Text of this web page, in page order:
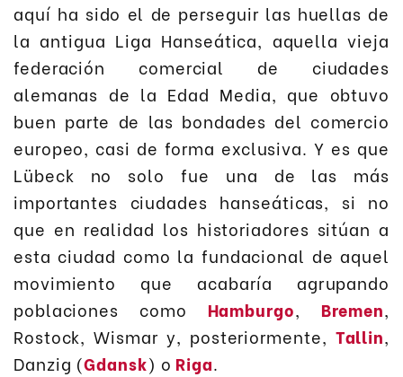
aquí ha sido el de perseguir las huellas de
la antigua Liga Hanseática, aquella vieja
federación comercial de ciudades
alemanas de la Edad Media, que obtuvo
buen parte de las bondades del comercio
europeo, casi de forma exclusiva. Y es que
Lübeck no solo fue una de las más
importantes ciudades hanseáticas, si no
que en realidad los historiadores sitúan a
esta ciudad como la fundacional de aquel
movimiento que acabaría agrupando
poblaciones como Hamburgo, Bremen,
Rostock, Wismar y, posteriormente, Tallin,
Danzig (Gdansk) o Riga.